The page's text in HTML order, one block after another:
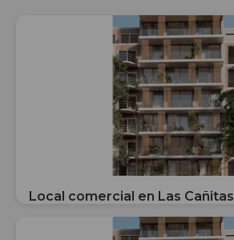
Local comercial en Las Cañitas